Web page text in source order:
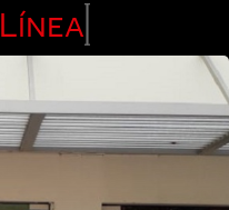
Línea